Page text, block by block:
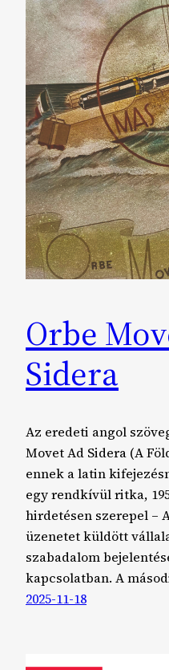
Orbe
Sidera
Az eredeti angol
Movet Ad Sidera (A
ennek a latin
egy rendkívül ritka,
hirdetésen szerepel –
üzenetet küldött
szabadalom
kapcsolatban. A
2025-11-18